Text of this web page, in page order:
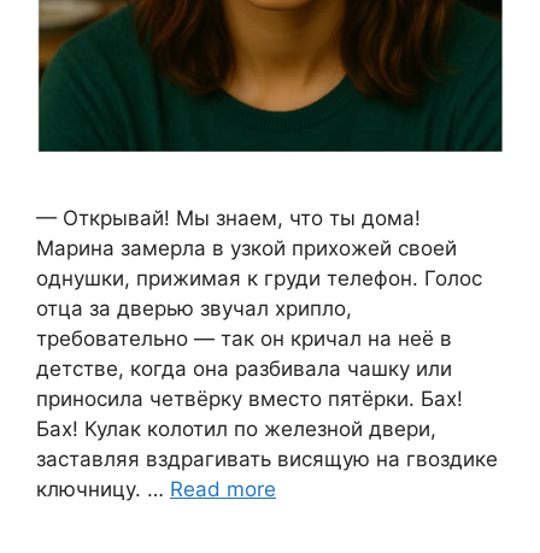
— Открывай! Мы знаем, что ты дома!
Марина замерла в узкой прихожей своей
однушки, прижимая к груди телефон. Голос
отца за дверью звучал хрипло,
требовательно — так он кричал на неё в
детстве, когда она разбивала чашку или
приносила четвёрку вместо пятёрки. Бах!
Бах! Кулак колотил по железной двери,
заставляя вздрагивать висящую на гвоздике
ключницу. … Read more